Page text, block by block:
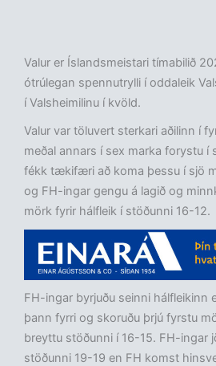
Valur er Íslandsmeistari tímabilið
ótrúlegan spennutrylli í oddaleik
í Valsheimilinu í kvöld.
Valur var töluvert sterkari aðilinn í
meðal annars í sex marka forystu í
fékk tækifæri að koma þessu í sjö
og FH-ingar gengu á lagið og
mörk fyrir hálfleik í stöðunni 16-12.
FH-ingar byrjuðu seinni hálfleikinn
þann fyrri og skoruðu þrjú fyrstu
breyttu stöðunni í 16-15. FH-ingar
stöðunni 19-19 en FH komst